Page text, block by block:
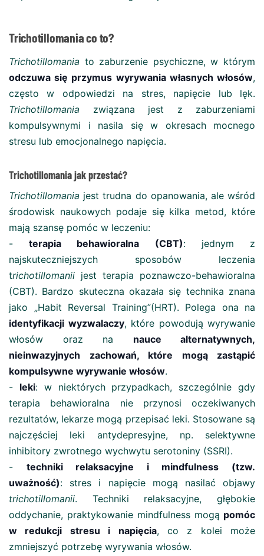
Trichotillomania co to?
Trichotillomania to zaburzenie psychiczne, w którym
odczuwa się przymus wyrywania własnych włosów,
często w odpowiedzi na stres, napięcie lub lęk.
Trichotillomania związana jest z zaburzeniami
kompulsywnymi i nasila się w okresach mocnego
stresu lub emocjonalnego napięcia.
Trichotillomania jak przestać?
Trichotillomania jest trudna do opanowania, ale wśród
środowisk naukowych podaje się kilka metod, które
mają szansę pomóc w leczeniu:
-terapia behawioralna (CBT): jednym z
najskuteczniejszych sposobów leczenia
trichotillomanii jest terapia poznawczo-behawioralna
(CBT). Bardzo skuteczna okazała się technika znana
jako „Habit Reversal Training”(HRT). Polega ona na
identyfikacji wyzwalaczy, które powodują wyrywanie
włosów oraz na nauce alternatywnych,
nieinwazyjnych zachowań, które mogą zastąpić
kompulsywne wyrywanie włosów​.
- leki: w niektórych przypadkach, szczególnie gdy
terapia behawioralna nie przynosi oczekiwanych
rezultatów, lekarze mogą przepisać leki. Stosowane są
najczęściej leki antydepresyjne, np. selektywne
inhibitory zwrotnego wychwytu serotoniny (SSRI).
- techniki relaksacyjne i mindfulness (tzw.
uważność): stres i napięcie mogą nasilać objawy
trichotillomanii. Techniki relaksacyjne, głębokie
oddychanie, praktykowanie mindfulness mogą pomóc
w redukcji stresu i napięcia, co z kolei może
zmniejszyć potrzebę wyrywania włosów​.